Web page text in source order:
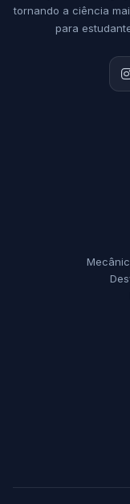
tornando a ciência
para